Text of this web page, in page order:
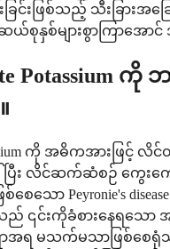
းဖြစ်သည့် သီးခြားအခြေ
ယ်စုနှစ်များစွာကြာအော
Potassium
ကို အဓိကအားဖြင့်
ါ်ပြီး လိင်ဆက်ဆံစဉ် ကွေးက
ေသော Peyronie's
၎င်းကိုခံစားနေရသော အမ
အရ မသက်မသာဖြစ်စေရုံ